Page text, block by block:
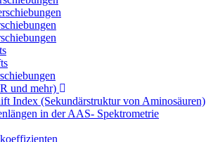
und mehr)
Index (Sekundärstruktur von Aminosäuren)
in der AAS- Spektrometrie